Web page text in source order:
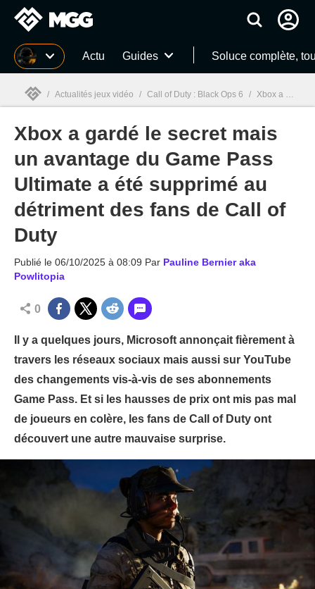
MGG Actu Guides Soluce complète,
MGG
/ Actualités jeux vidéo / Call of Duty : Black Ops 6 / Xbox a gardé le secret mais un avantage du Game Pass Ultimate a été supprimé au détriment des fans de Call of Duty
Xbox a gardé le secret mais
un avantage du Game Pass
Ultimate a été supprimé au
détriment des fans de Call of
Duty
Publié le 06/10/2025 à 08:09 Par Pauline Bernier aka
Powlitopia
0
Il y a quelques jours, Microsoft annonçait fièrement à
travers les réseaux sociaux mais aussi sur YouTube
des changements vis-à-vis de ses abonnements
Game Pass. Et si les hausses de prix ont mis pas mal
de joueurs en colère, les fans de Call of Duty ont
découvert une autre mauvaise surprise.